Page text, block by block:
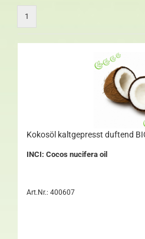
1
Kokosöl kaltgepresst duftend
INCI: Cocos nucifera oil
Art.Nr.: 400607